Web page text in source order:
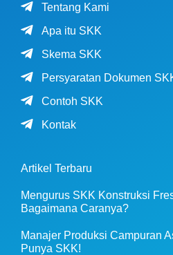
Tentang Kami
Apa itu SKK
Skema SKK
Persyaratan Dokumen
Contoh SKK
Kontak
Artikel Terbaru
Mengurus SKK Konstruksi
Bagaimana Caranya?
Manajer Produksi Campuran
Punya SKK!